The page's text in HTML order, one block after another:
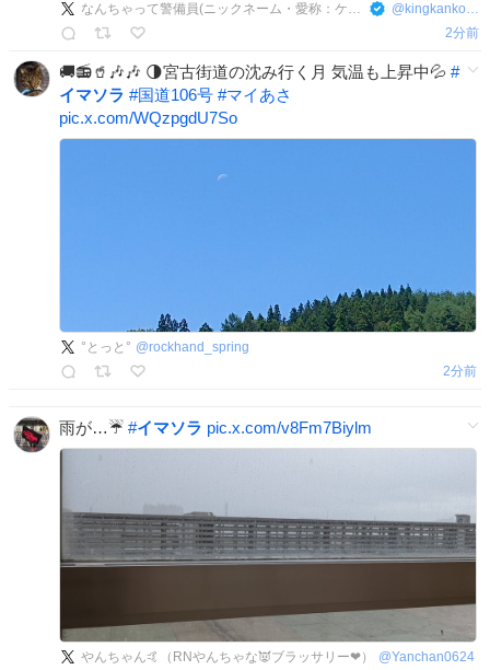
なんちゃって警備員(ニックネーム・愛称：ケビン(KB)ちゃん) @ kingkankou0120
2分前
🚚📻️🥤🎶🎶 🌗宮古街道の沈み行く月 気温も上昇中💦 #
イマソラ #国道106号 #マイあさ
pic.x.com/WQzpgdU7So
°とっと° @rockhand_spring
2分前
雨が…☔ #イマソラ pic.x.com/v8Fm7Biylm
やんちゃん🤙（RNやんちゃな👿ブラッサリー❤） @Yanchan0624